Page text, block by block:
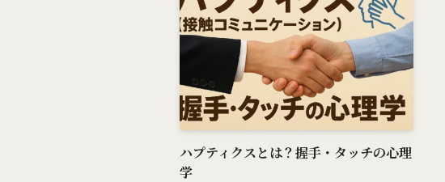
ハプティクスとは？握手・タッチの心理
学